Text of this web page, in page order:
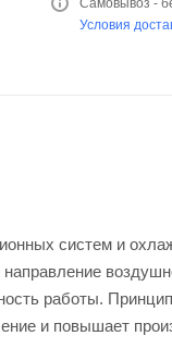
Самовывоз -
Условия
систем и
работы.
и повышает